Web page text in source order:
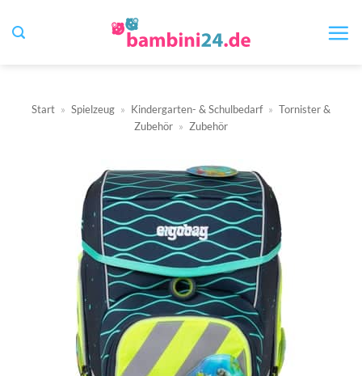
Inhalt
Start » Spielzeug » Kindergarten- & Schulbedarf » Tornister &
Zubehör » Zubehör